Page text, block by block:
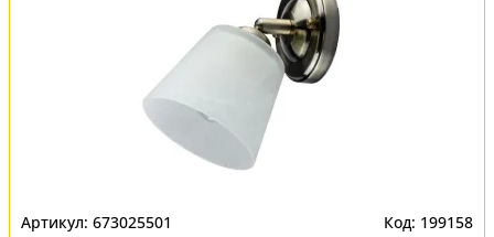
673025501 199158